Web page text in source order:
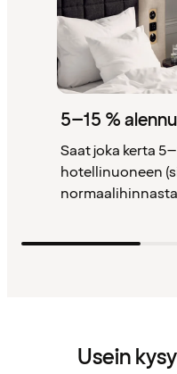
5–15 %
Saat joka kerta
hotellinuoneen
Usein